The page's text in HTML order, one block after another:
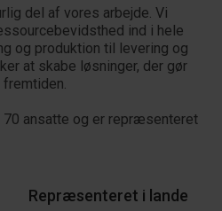
del af vores arbejde. Vi
ind i hele
og produktion til levering og
at skabe løsninger, der gør
70 ansatte og er repræsenteret
Repræsenteret i lande